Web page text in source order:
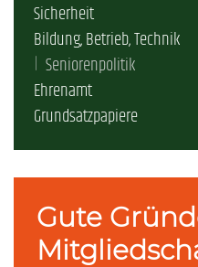
Sicherheit
Bildung, Betrieb, Technik
Seniorenpolitik
Ehrenamt
Grundsatzpapiere
Gute